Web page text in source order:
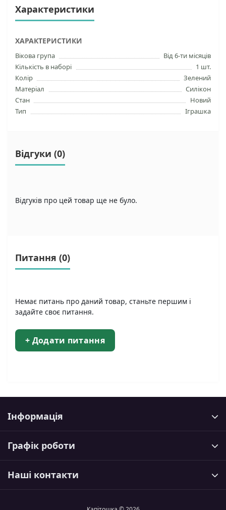
Характеристики
ХАРАКТЕРИСТИКИ
Вікова група
Від 6-ти місяців
Кількість в наборі
1 шт.
Колір
Зелений
Матеріал
Силікон
Стан
Новий
Тип
Іграшка
Відгуки (0)
Відгуків про цей товар ще не було.
Питання (0)
Немає питань про даний товар, станьте першим і
задайте своє питання.
+ Додати питання
Інформація
Графік роботи
Наші контакти